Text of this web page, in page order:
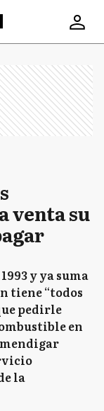
venta su
y ya suma
tiene “todos
pedirle
en
mendigar
la